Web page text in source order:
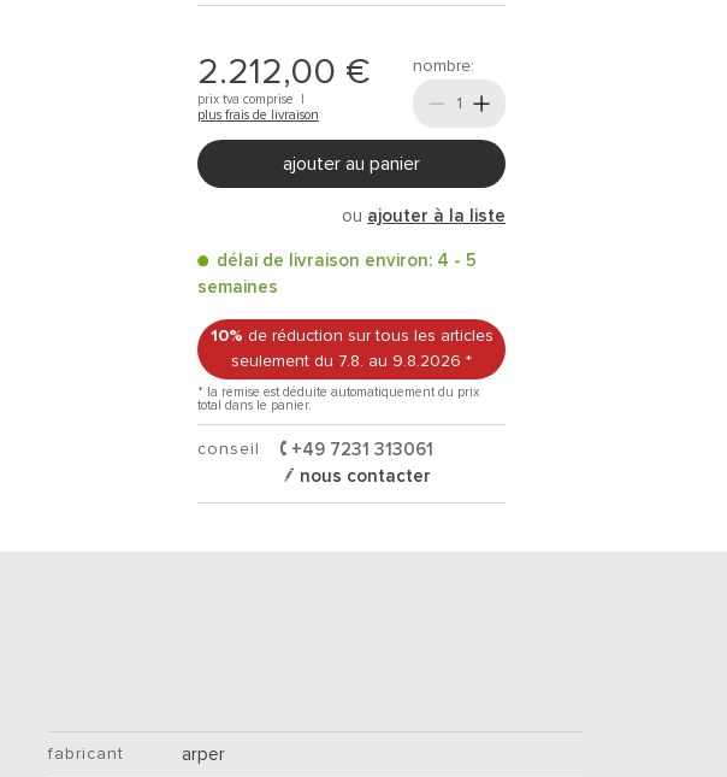
2.212,00 €
prix tva comprise |
plus frais de livraison
nombre:
ajouter au panier
ou ajouter à la liste
délai de livraison environ: 4 - 5
semaines
10% de réduction sur tous les articles
seulement du 7.8.
au 9.8.2026 *
* la remise est déduite automatiquement du prix
total dans le panier.
conseil
+49 7231 313061
nous contacter
fabricant arper